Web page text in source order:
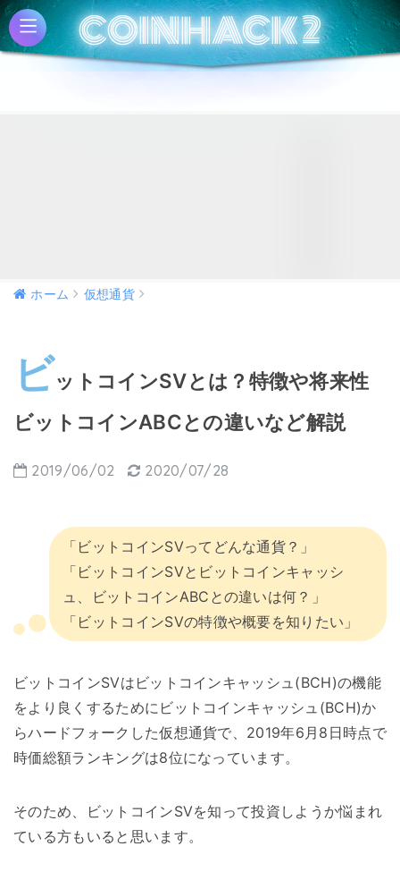
COINHACK 2
ホーム 仮想通貨
ビットコインSVとは？特徴や将来性
ビットコインABCとの違いなど解説
2019/06/02 2020/07/28
「ビットコインSVってどんな通貨？」
「ビットコインSVとビットコインキャッシ
ュ、ビットコインABCとの違いは何？」
「ビットコインSVの特徴や概要を知りたい」
ビットコインSVはビットコインキャッシュ(BCH)の機能
をより良くするためにビットコインキャッシュ(BCH)か
らハードフォークした仮想通貨で、2019年6月8日時点で
時価総額ランキングは8位になっています。
そのため、ビットコインSVを知って投資しようか悩まれ
ている方もいると思います。